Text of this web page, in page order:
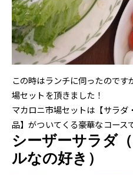
この時はランチに伺ったので
場セットを頂きました！
マカロニ市場セットは【サラ
品】がついてくる豪華なコースで
シーザーサラダ
ルなの好き）